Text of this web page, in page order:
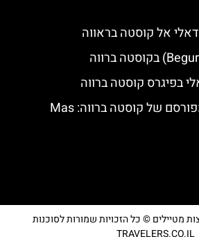
אל קוסטה בראווה
בפיגרס קוסטה ברווה
הכירו את היקב המפורסם של קוסטה ברווה: ‪‪Mas
מטיילים © כל הזכויות שמורות לסוכנות